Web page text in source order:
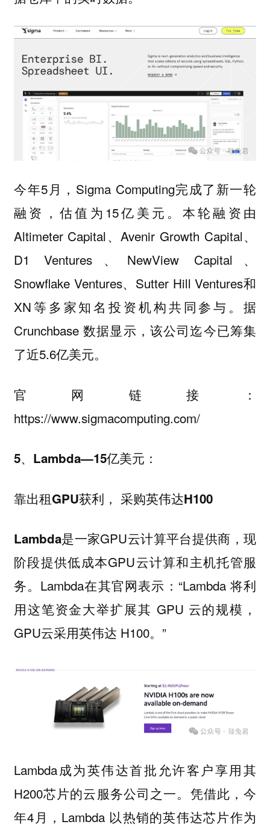
今年5月，Sigma Computing完成了新一轮
融资，估值为15亿美元。本轮融资由
Altimeter Capital、Avenir Growth Capital、
D1 Ventures、NewView Capital、
Snowflake Ventures、Sutter Hill Ventures和
XN等多家知名投资机构共同参与。据
Crunchbase 数据显示，该公司迄今已筹集
了近5.6亿美元。
官网链接：
https://www.sigmacomputing.com/
5、Lambda—15亿美元：
靠出租GPU获利， 采购英伟达H100
Lambda是一家GPU云计算平台提供商，现
阶段提供低成本GPU云计算和主机托管服
务。Lambda在其官网表示：“Lambda 将利
用这笔资金大举扩展其 GPU 云的规模，
GPU云采用英伟达 H100。”
Lambda成为英伟达首批允许客户享用其
H200芯片的云服务公司之一。凭借此，今
年4月，Lambda 以热销的英伟达芯片作为